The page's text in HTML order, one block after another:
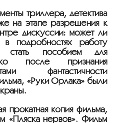
триллера, детектива
на этапе разрешения к
дискуссии: может ли
подробностях работу
стать пособием для
после признания
фантастичности
«Руки Орлака» были
прокатная копия фильма,
«Пляска нервов». Фильм